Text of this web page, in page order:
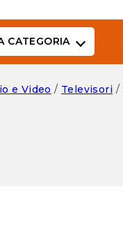
CATEGORIA
e Video / Televisori /